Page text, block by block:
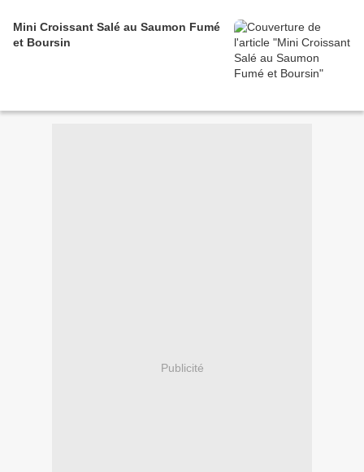
Mini Croissant Salé au Saumon Fumé
et Boursin
Publicité